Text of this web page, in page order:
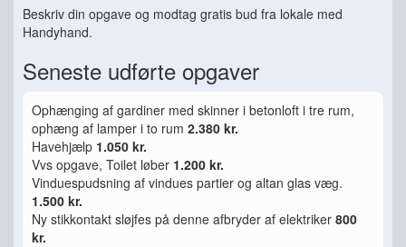
Beskriv din opgave og modtag gratis bud fra lokale med
Handyhand.
Seneste udførte opgaver
Ophænging af gardiner med skinner i betonloft i tre rum,
ophæng af lamper i to rum 2.380 kr.
Havehjælp 1.050 kr.
Vvs opgave, Toilet løber 1.200 kr.
Vinduespudsning af vindues partier og altan glas væg.
1.500 kr.
Ny stikkontakt sløjfes på denne afbryder af elektriker 800
kr.